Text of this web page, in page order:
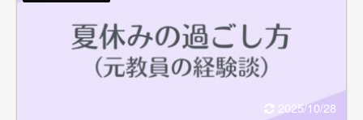
2025/10/28